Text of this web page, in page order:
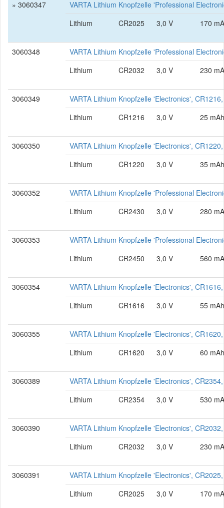
» 3060347
VARTA Lithium Knopfzelle 'Professional
Lithium
CR2025 3,0 V 170
3060348
VARTA Lithium Knopfzelle 'Professional
Lithium
CR2032 3,0 V 230
3060349
VARTA Lithium Knopfzelle 'Electronics',
Lithium
CR1216 3,0 V 25 mAh
3060350
VARTA Lithium Knopfzelle 'Electronics',
Lithium
CR1220 3,0 V 35 mAh
3060352
VARTA Lithium Knopfzelle 'Professional
Lithium
CR2430 3,0 V 280
3060353
VARTA Lithium Knopfzelle 'Professional
Lithium
CR2450 3,0 V 560
3060354
VARTA Lithium Knopfzelle 'Electronics',
Lithium
CR1616 3,0 V 55 mAh
3060355
VARTA Lithium Knopfzelle 'Electronics',
Lithium
CR1620 3,0 V 60 mAh
3060389
VARTA Lithium Knopfzelle 'Electronics',
Lithium
CR2354 3,0 V 530
3060390
VARTA Lithium Knopfzelle 'Electronics',
Lithium
CR2032 3,0 V 230
3060391
VARTA Lithium Knopfzelle 'Electronics',
Lithium
CR2025 3,0 V 170